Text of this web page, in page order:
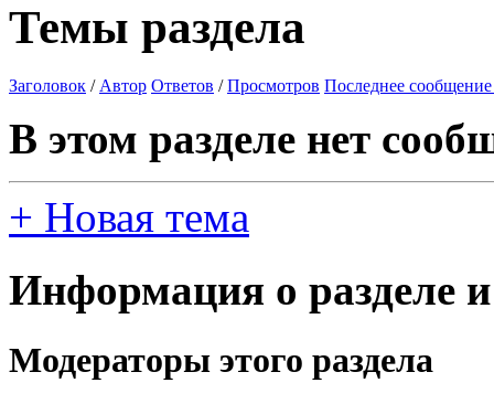
Темы раздела
Заголовок / Автор Ответов /Просмотров Последнее сообщение
В этом разделе нет
+ Новая тема
Информация о разделе
Модераторы этого раздела